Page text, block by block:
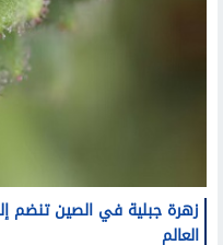
زهرة جبلية في الصين تنضم
العالم